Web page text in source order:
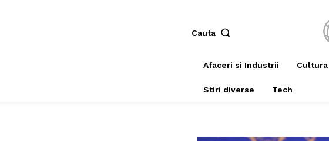
Cauta
Afaceri si Industrii
Stiri diverse Tech